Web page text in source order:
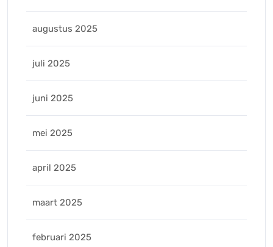
augustus 2025
juli 2025
juni 2025
mei 2025
april 2025
maart 2025
februari 2025